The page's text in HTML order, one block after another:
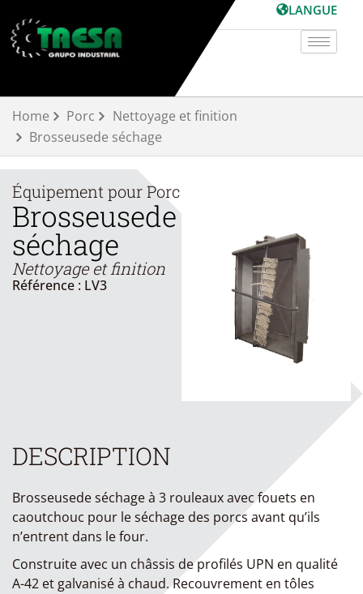
au
contenu
LANGUE
Home Porc
Nettoyage et finition
Brosseusede séchage
Équipement pourPorc
Brosseusede
séchage
Nettoyage et finition
Référence : LV3
DESCRIPTION
Brosseusede séchage à 3 rouleaux avec fouets en
caoutchouc pour le séchage des porcs avant qu’ils
n’entrent dans le four.
Construite avec un châssis de profilés UPN en qualité
A-42 et galvanisé à chaud. Recouvrement en tôles